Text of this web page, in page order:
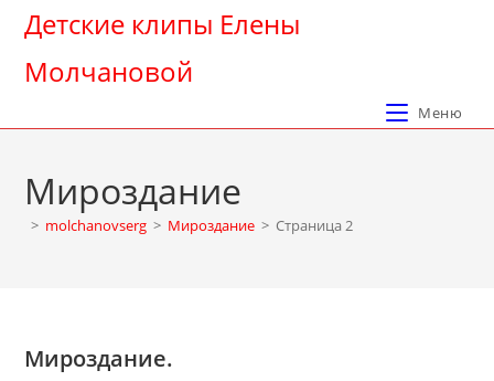
Перейти
содержимому
Детские клипы Елены
Молчановой
Меню
Мироздание
> molchanovserg > Мироздание > Страница 2
Мироздание.